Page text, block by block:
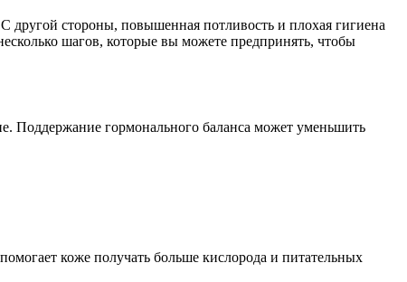
другой стороны, повышенная потливость и плохая гигиена
шагов, которые вы можете предпринять, чтобы
Поддержание гормонального баланса может уменьшить
коже получать больше кислорода и питательных